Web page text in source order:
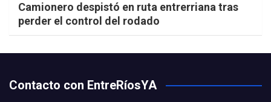
Camionero despistó en ruta entrerriana tras
perder el control del rodado
Contacto con EntreRíosYA